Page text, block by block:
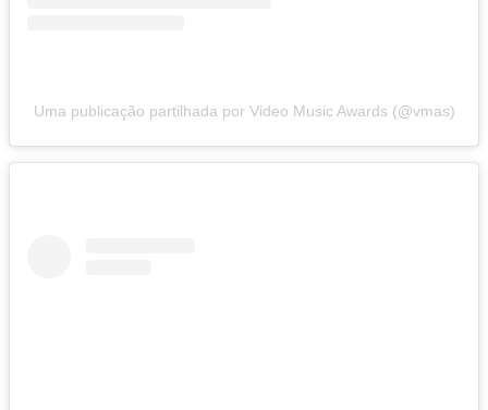
Uma publicação partilhada por Video Music Awards (@vmas)